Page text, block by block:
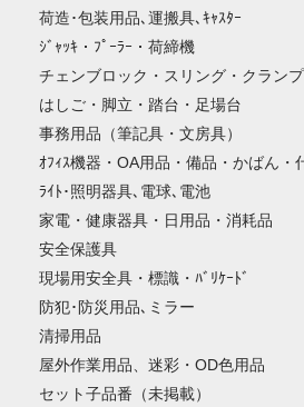
荷造･包装用品､運搬具､ｷｬｽﾀｰ
ｼﾞｬｯｷ・ﾌﾟｰﾗｰ・荷締機
チェンブロック・スリング・クランプ
はしご・脚立・踏台・足場台
事務用品（筆記具・文房具）
ｵﾌｨｽ機器・OA用品・備品・かばん・
ﾗｲﾄ･照明器具､電球､電池
家電・健康器具・日用品・消耗品
安全保護具
現場用安全具・標識・ﾊﾞﾘｹｰﾄﾞ
防犯･防災用品､ミラー
清掃用品
屋外作業用品、迷彩・OD色用品
セット子品番（未掲載）